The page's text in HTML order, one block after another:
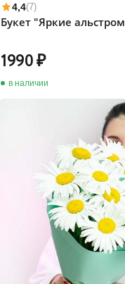
4,4(7)
Букет "Яркие
1990
в наличии